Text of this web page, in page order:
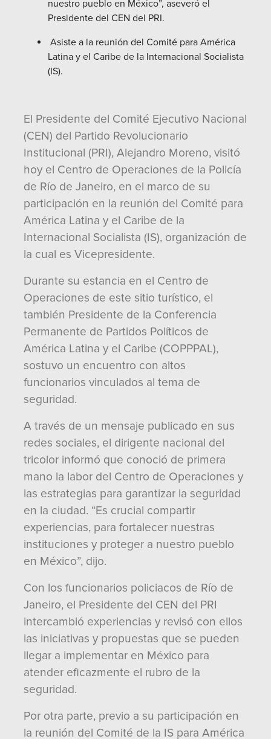
nuestro pueblo en México”, aseveró el
Presidente del CEN del PRI.
Asiste a la reunión del Comité para América
Latina y el Caribe de la Internacional Socialista
(IS).
El Presidente del Comité Ejecutivo Nacional
(CEN) del Partido Revolucionario
Institucional (PRI), Alejandro Moreno, visitó
hoy el Centro de Operaciones de la Policía
de Río de Janeiro, en el marco de su
participación en la reunión del Comité para
América Latina y el Caribe de la
Internacional Socialista (IS), organización de
la cual es Vicepresidente.
Durante su estancia en el Centro de
Operaciones de este sitio turístico, el
también Presidente de la Conferencia
Permanente de Partidos Políticos de
América Latina y el Caribe (COPPPAL),
sostuvo un encuentro con altos
funcionarios vinculados al tema de
seguridad.
A través de un mensaje publicado en sus
redes sociales, el dirigente nacional del
tricolor informó que conoció de primera
mano la labor del Centro de Operaciones y
las estrategias para garantizar la seguridad
en la ciudad. “Es crucial compartir
experiencias, para fortalecer nuestras
instituciones y proteger a nuestro pueblo
en México”, dijo.
Con los funcionarios policiacos de Río de
Janeiro, el Presidente del CEN del PRI
intercambió experiencias y revisó con ellos
las iniciativas y propuestas que se pueden
llegar a implementar en México para
atender eficazmente el rubro de la
seguridad.
Por otra parte, previo a su participación en
la reunión del Comité de la IS para América